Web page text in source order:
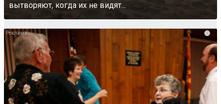
вытворяют, когда их не видят...
i